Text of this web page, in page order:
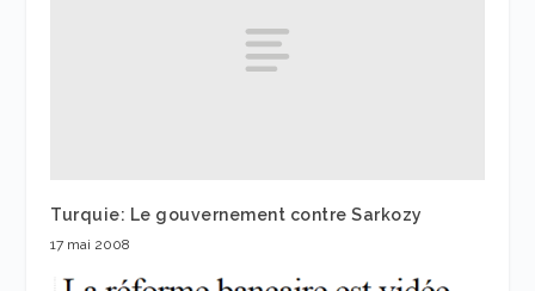
Turquie: Le gouvernement contre Sarkozy
17 mai 2008